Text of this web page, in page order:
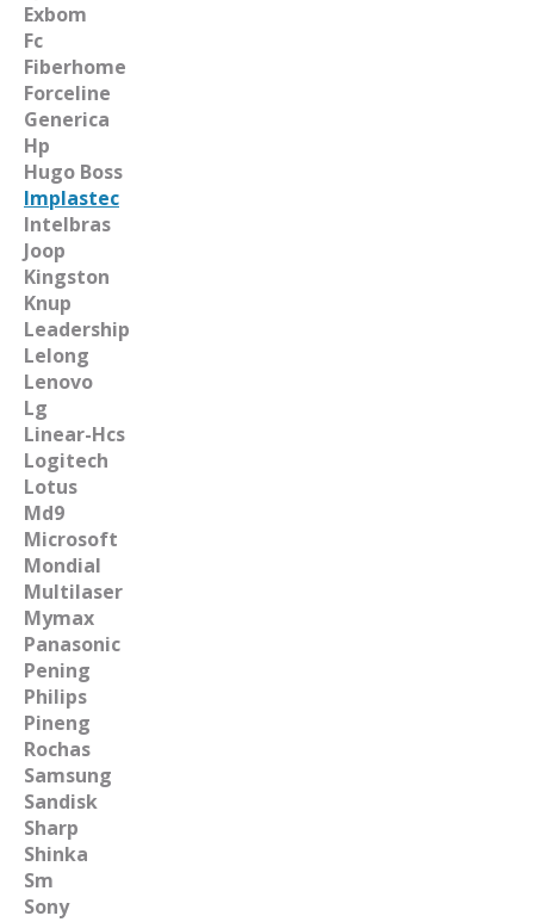
Exbom
Fc
Fiberhome
Forceline
Generica
Hp
Hugo Boss
Implastec
Intelbras
Joop
Kingston
Knup
Leadership
Lelong
Lenovo
Lg
Linear-Hcs
Logitech
Lotus
Md9
Microsoft
Mondial
Multilaser
Mymax
Panasonic
Pening
Philips
Pineng
Rochas
Samsung
Sandisk
Sharp
Shinka
Sm
Sony